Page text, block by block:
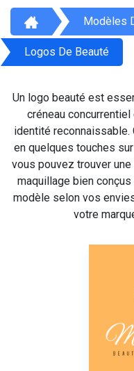
Modèles
Logos De Beauté
Un logo beauté est
créneau
identité
en quelques touches
vous pouvez trouver
maquillage bien
modèle selon vos
votre